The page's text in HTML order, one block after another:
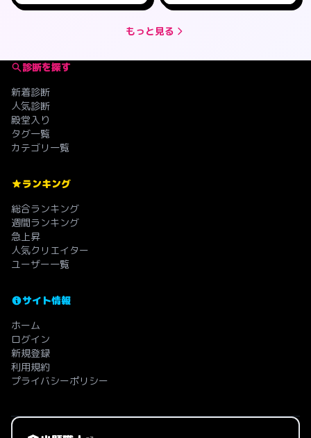
もっと見る
診断を探す
新着診断
人気診断
殿堂入り
タグ一覧
カテゴリ一覧
ランキング
総合ランキング
週間ランキング
急上昇
人気クリエイター
ユーザー一覧
サイト情報
ホーム
ログイン
新規登録
利用規約
プライバシーポリシー